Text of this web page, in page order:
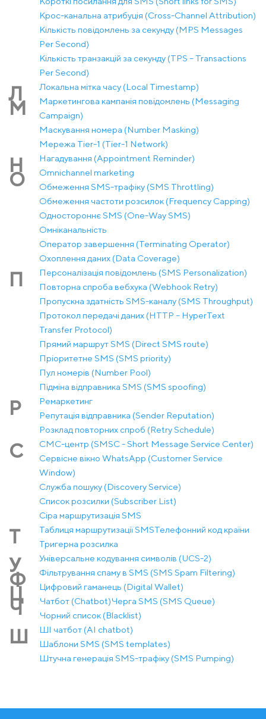
Крос-канальна атрибуція (Cross-Channel Attribution)
Кількість повідомлень за секунду (MPS Messages
Per Second)
Кількість транзакцій за секунду (TPS – Transactions
Per Second)
Л Локальна мітка часу (Local Timestamp)
М
Маркетингова кампанія повідомлень (Messaging
Campaign)
Маскування номера (Number Masking)
Мережа Tier-1 (Tier-1 Network)
Н Нагадування (Appointment Reminder)
О
Оmnichannel marketing
Обмеження SMS-трафіку (SMS Throttling)
Обмеження частоти розсилок (Frequency Capping)
Одностороннє SMS (One-Way SMS)
Омніканальність
Оператор завершення (Terminating Operator)
Охоплення даних (Data Coverage)
П
Персоналізація повідомлень (SMS Personalization)
Повторна спроба вебхука (Webhook Retry)
Пропускна здатність SMS-каналу (SMS Throughput)
Протокол передачі даних (HTTP – HyperText
Transfer Protocol)
Прямий маршрут SMS (Direct SMS route)
Пріоритетне SMS (SMS priority)
Пул номерів (Number Pool)
Підміна відправника SMS (SMS spoofing)
Р
Ремаркетинг
Репутація відправника (Sender Reputation)
Розклад повторних спроб (Retry Schedule)
С
СМС-центр (SMSC - Short Message Service Center)
Сервісне вікно WhatsApp (Customer Service
Window)
Служба пошуку (Discovery Service)
Список розсилки (Subscriber List)
Сіра маршрутизація SMS
Т Таблиця маршрутизації SMSТелефонний код країни
Тригерна розсилка
У Універсальне кодування символів (UCS-2)
Ф Фільтрування спаму в SMS (SMS Spam Filtering)
Ц Цифровий гаманець (Digital Wallet)
Ч Чатбот (Chatbot)Черга SMS (SMS Queue)
Чорний список (Blacklist)
Ш
ШІ чатбот (AI chatbot)
Шаблони SMS (SMS templates)
Штучна генерація SMS-трафіку (SMS Pumping)